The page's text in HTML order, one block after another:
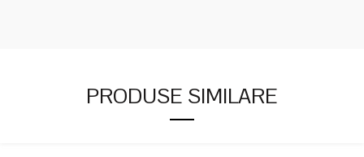
PRODUSE SIMILARE